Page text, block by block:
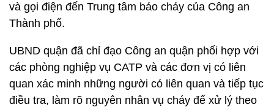
và gọi điện đến Trung tâm báo cháy của Công an
Thành phố.
UBND quận đã chỉ đạo Công an quận phối hợp với
các phòng nghiệp vụ CATP và các đơn vị có liên
quan xác minh những người có liên quan và tiếp tục
điều tra, làm rõ nguyên nhân vụ cháy để xử lý theo